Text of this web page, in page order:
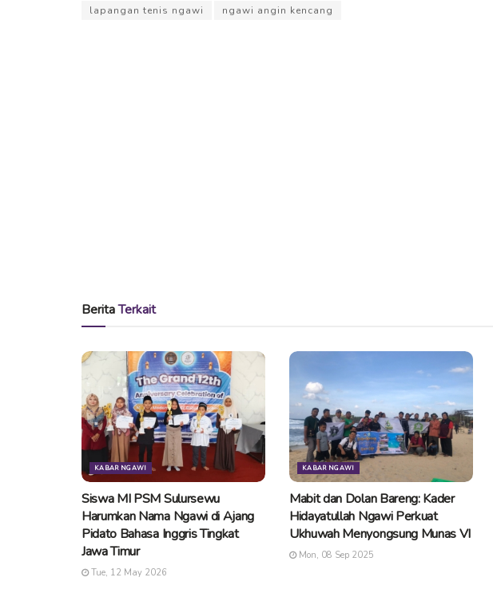
lapangan tenis ngawi
ngawi angin kencang
BeritaTerkait
KABAR NGAWI
Siswa MI PSM Sulursewu
Harumkan Nama Ngawi di Ajang
Pidato Bahasa Inggris Tingkat
Jawa Timur
Tue, 12 May 2026
KABAR NGAWI
Mabit dan Dolan Bareng: Kader
Hidayatullah Ngawi Perkuat
Ukhuwah Menyongsung Munas VI
Mon, 08 Sep 2025